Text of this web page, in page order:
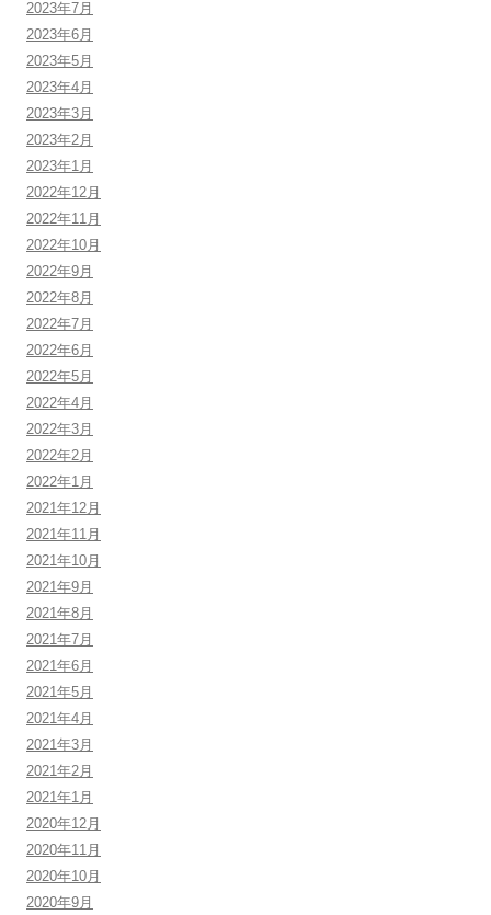
2023年7月
2023年6月
2023年5月
2023年4月
2023年3月
2023年2月
2023年1月
2022年12月
2022年11月
2022年10月
2022年9月
2022年8月
2022年7月
2022年6月
2022年5月
2022年4月
2022年3月
2022年2月
2022年1月
2021年12月
2021年11月
2021年10月
2021年9月
2021年8月
2021年7月
2021年6月
2021年5月
2021年4月
2021年3月
2021年2月
2021年1月
2020年12月
2020年11月
2020年10月
2020年9月